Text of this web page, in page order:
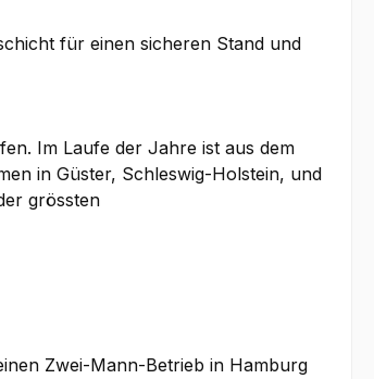
für einen sicheren Stand und
Im Laufe der Jahre ist aus dem
in Güster, Schleswig-Holstein, und
grössten
Zwei-Mann-Betrieb in Hamburg